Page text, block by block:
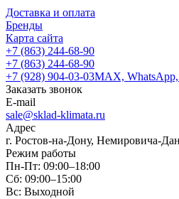
Доставка и оплата
Бренды
Карта сайта
+7 (863) 244-68-90
+7 (863) 244-68-90
+7 (928) 904-03-03MAX, WhatsApp,
Заказать звонок
E-mail
sale@sklad-klimata.ru
Адрес
г. Ростов-на-Дону, Немировича-
Режим работы
Пн-Пт: 09:00–18:00
Сб: 09:00–15:00
Вс: Выходной